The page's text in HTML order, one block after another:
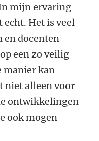
mijn ervaring
Het is veel
docenten
een zo veilig
manier kan
niet alleen voor
ontwikkelingen
ook mogen